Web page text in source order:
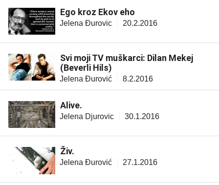
Ego kroz Ekov eho
Jelena Đurovic 20.2.2016
Svi moji TV muškarci: Dilan Mekej
(Beverli Hils)
Jelena Đurović 8.2.2016
Alive.
Jelena Djurovic 30.1.2016
Živ.
Jelena Đurović 27.1.2016